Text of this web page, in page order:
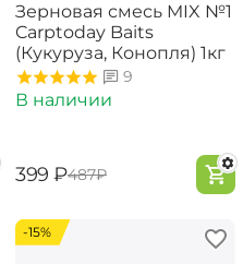
Зерновая смесь MIX №1
Carptoday Baits
(Кукуруза, Конопля) 1кг
9
В наличии
‍399‍ ₽‍487‍₽
-15%